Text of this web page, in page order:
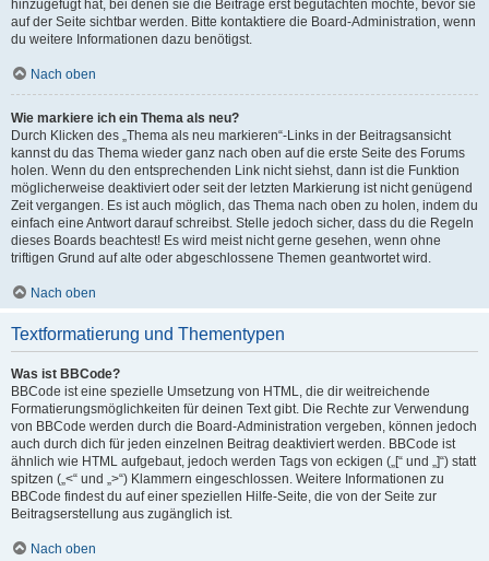
hinzugefügt hat, bei denen sie die Beiträge erst begutachten möchte, bevor sie
auf der Seite sichtbar werden. Bitte kontaktiere die Board-Administration, wenn
du weitere Informationen dazu benötigst.
Nach oben
Wie markiere ich ein Thema als neu?
Durch Klicken des „Thema als neu markieren“-Links in der Beitragsansicht
kannst du das Thema wieder ganz nach oben auf die erste Seite des Forums
holen. Wenn du den entsprechenden Link nicht siehst, dann ist die Funktion
möglicherweise deaktiviert oder seit der letzten Markierung ist nicht genügend
Zeit vergangen. Es ist auch möglich, das Thema nach oben zu holen, indem du
einfach eine Antwort darauf schreibst. Stelle jedoch sicher, dass du die Regeln
dieses Boards beachtest! Es wird meist nicht gerne gesehen, wenn ohne
triftigen Grund auf alte oder abgeschlossene Themen geantwortet wird.
Nach oben
Textformatierung und Thementypen
Was ist BBCode?
BBCode ist eine spezielle Umsetzung von HTML, die dir weitreichende
Formatierungsmöglichkeiten für deinen Text gibt. Die Rechte zur Verwendung
von BBCode werden durch die Board-Administration vergeben, können jedoch
auch durch dich für jeden einzelnen Beitrag deaktiviert werden. BBCode ist
ähnlich wie HTML aufgebaut, jedoch werden Tags von eckigen („[“ und „]“) statt
spitzen („<“ und „>“) Klammern eingeschlossen. Weitere Informationen zu
BBCode findest du auf einer speziellen Hilfe-Seite, die von der Seite zur
Beitragserstellung aus zugänglich ist.
Nach oben